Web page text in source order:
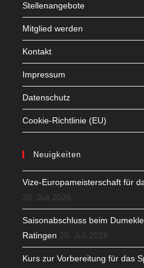
Stellenangebote
Mitglied werden
Kontakt
Impressum
Datenschutz
Cookie-Richtlinie (EU)
Neuigkeiten
Vize-Europameisterschaft für
28. Juli 2026
Saisonabschluss beim
Ratingen 20. Juli 2026
Kurs zur Vorbereitung für das